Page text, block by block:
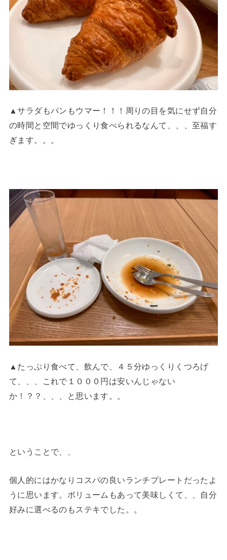
▲サラダもパンもウマー！！！周りの目を気にせず自分
の時間と空間でゆっくり食べられるなんて、、、至福す
ぎます。。。
▲たっぷり食べて、飲んで、４５分ゆっくりくつろげ
て、、、これで１０００円は安いんじゃない
か！？？、、、と思います。。
ということで、、
個人的にはかなりコスパの良いランチプレートだったよ
うに思います。ボリュームもあって美味しくて、、自分
好みに選べるのもステキでした。。